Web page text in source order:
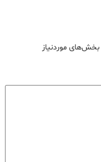
بخش‌های موردنیاز